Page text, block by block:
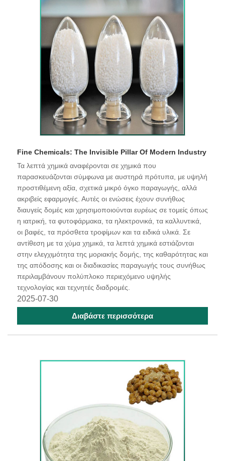
Fine Chemicals: The Invisible Pillar Of Modern Industry
Τα λεπτά χημικά αναφέρονται σε χημικά που
παρασκευάζονται σύμφωνα με αυστηρά πρότυπα, με υψηλή
προστιθέμενη αξία, σχετικά μικρό όγκο παραγωγής, αλλά
ακριβείς εφαρμογές. Αυτές οι ενώσεις έχουν συνήθως
διαυγείς δομές και χρησιμοποιούνται ευρέως σε τομείς όπως
η ιατρική, τα φυτοφάρμακα, τα ηλεκτρονικά, τα καλλυντικά,
οι βαφές, τα πρόσθετα τροφίμων και τα ειδικά υλικά. Σε
αντίθεση με τα χύμα χημικά, τα λεπτά χημικά εστιάζονται
στην ελεγχιμότητα της μοριακής δομής, της καθαρότητας και
της απόδοσης και οι διαδικασίες παραγωγής τους συνήθως
περιλαμβάνουν πολύπλοκο περιεχόμενο υψηλής
τεχνολογίας και τεχνητές διαδρομές.
2025-07-30
Διαβάστε περισσότερα